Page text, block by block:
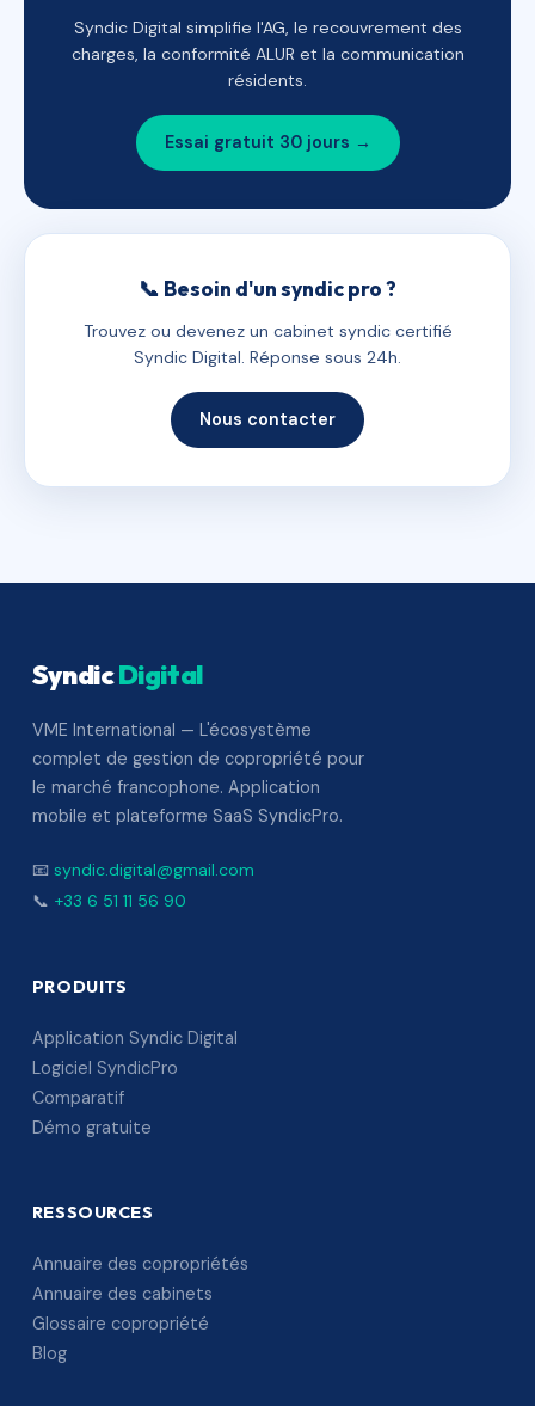
Syndic Digital simplifie l'AG, le recouvrement des
charges, la conformité ALUR et la communication
résidents.
Essai gratuit 30 jours →
📞 Besoin d'un syndic pro ?
Trouvez ou devenez un cabinet syndic certifié
Syndic Digital. Réponse sous 24h.
Nous contacter
SyndicDigital
VME International — L'écosystème
complet de gestion de copropriété pour
le marché francophone. Application
mobile et plateforme SaaS SyndicPro.
📧 syndic.digital@gmail.com
📞 +33 6 51 11 56 90
PRODUITS
Application Syndic Digital
Logiciel SyndicPro
Comparatif
Démo gratuite
RESSOURCES
Annuaire des copropriétés
Annuaire des cabinets
Glossaire copropriété
Blog